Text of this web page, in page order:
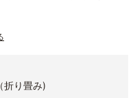
り畳み)